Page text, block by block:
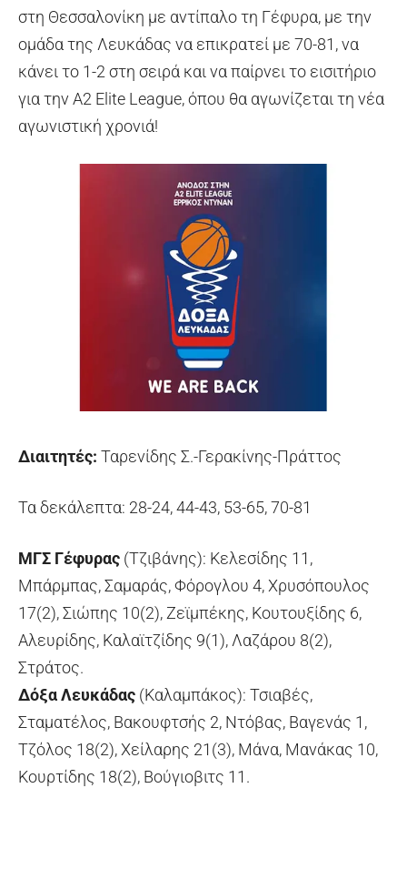
στη Θεσσαλονίκη με αντίπαλο τη Γέφυρα, με την
ομάδα της Λευκάδας να επικρατεί με 70-81, να
κάνει το 1-2 στη σειρά και να παίρνει το εισιτήριο
για την Α2 Elite League, όπου θα αγωνίζεται τη νέα
αγωνιστική χρονιά!
Διαιτητές: Ταρενίδης Σ.-Γερακίνης-Πράττος
Τα δεκάλεπτα: 28-24, 44-43, 53-65, 70-81
ΜΓΣ Γέφυρας (Τζιβάνης): Κελεσίδης 11,
Μπάρμπας, Σαμαράς, Φόρογλου 4, Χρυσόπουλος
17(2), Σιώπης 10(2), Ζεϊμπέκης, Κουτουξίδης 6,
Αλευρίδης, Καλαϊτζίδης 9(1), Λαζάρου 8(2),
Στράτος.
Δόξα Λευκάδας (Καλαμπάκος): Τσιαβές,
Σταματέλος, Βακουφτσής 2, Ντόβας, Βαγενάς 1,
Τζόλος 18(2), Χείλαρης 21(3), Μάνα, Μανάκας 10,
Κουρτίδης 18(2), Βούγιοβιτς 11.